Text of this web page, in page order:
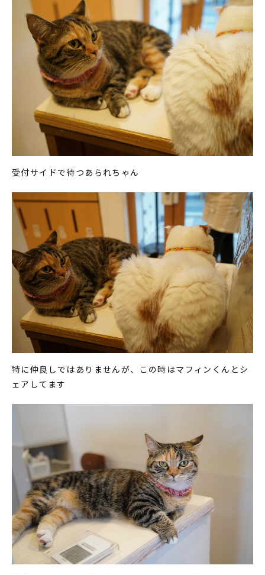
受付サイドで待つあられちゃん
特に仲良しではありませんが、この時はマフィンくんとシ
ェアしてます